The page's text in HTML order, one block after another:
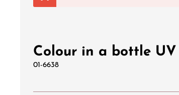
Colour in a bottle UV
01-6638